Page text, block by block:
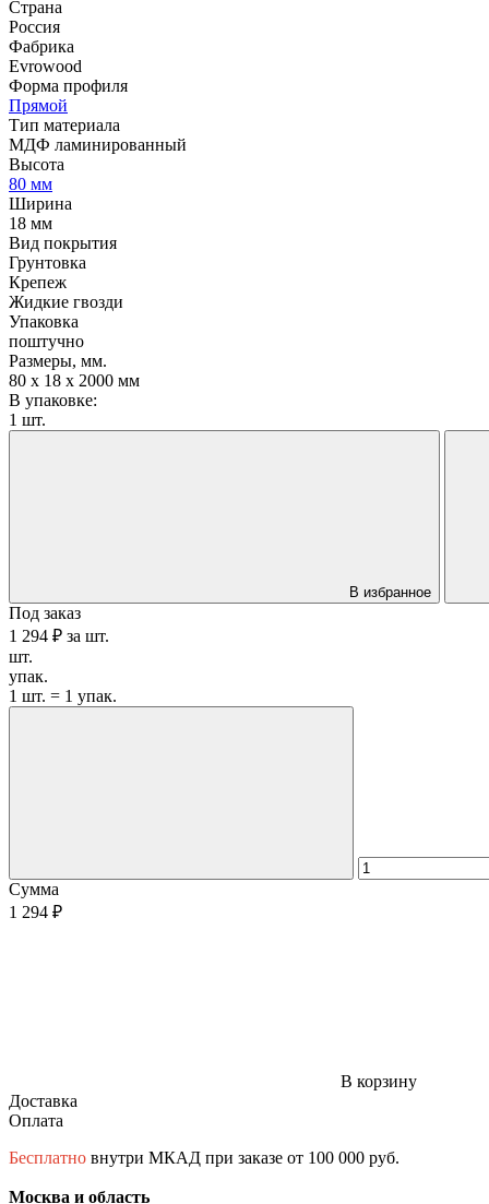
Страна
Россия
Фабрика
Evrowood
Форма профиля
Прямой
Тип материала
МДФ ламинированный
Высота
80 мм
Ширина
18 мм
Вид покрытия
Грунтовка
Крепеж
Жидкие гвозди
Упаковка
поштучно
Размеры, мм.
80 х 18 х 2000 мм
В упаковке:
1 шт.
В избранное
Под заказ
1 294 ₽ за шт.
шт.
упак.
1 шт. = 1 упак.
Сумма
1 294 ₽
В корзину
Доставка
Оплата
Бесплатно внутри МКАД при заказе от 100 000 руб.
Москва и область